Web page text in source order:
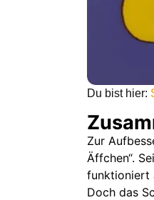
Du bist hier:
Zur
Äffchen“.
funktioniert
Doch das